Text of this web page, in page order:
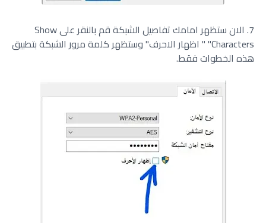
7. الان ستظهر امامك تفاصيل الشبكة قم بالنقر على Show
Characters" " اظهار الاحرف" وستظهر كلمة مرور الشبكة بتطبيق
هذه الخطوات فقط.